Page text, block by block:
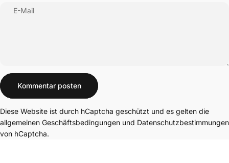
E-Mail
Nachricht
Kommentar posten
Diese Website ist durch hCaptcha geschützt und es gelten die
allgemeinen Geschäftsbedingungen und Datenschutzbestimmungen
von hCaptcha.